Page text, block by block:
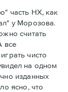
часть НХ, как
у Морозова.
считать
все
чисто
на одном
изданных
ясно, что